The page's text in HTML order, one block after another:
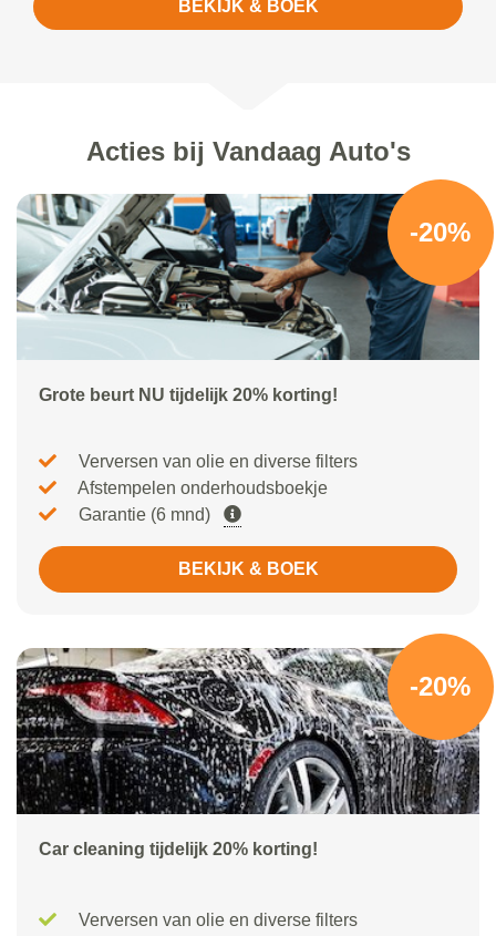
BEKIJK & BOEK
Acties bij Vandaag Auto's
-20%
Grote beurt NU tijdelijk 20% korting!
Verversen van olie en diverse filters
Afstempelen onderhoudsboekje
Garantie (6 mnd)
BEKIJK & BOEK
-20%
Car cleaning tijdelijk 20% korting!
Verversen van olie en diverse filters